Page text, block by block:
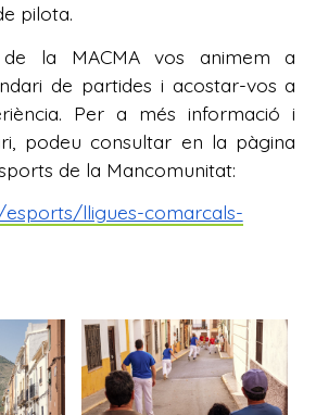
pilota.
de la MACMA vos animem a
de partides i acostar-vos a
Per a més informació i
podeu consultar en la pàgina
de la Mancomunitat:
lligues-comarcals-